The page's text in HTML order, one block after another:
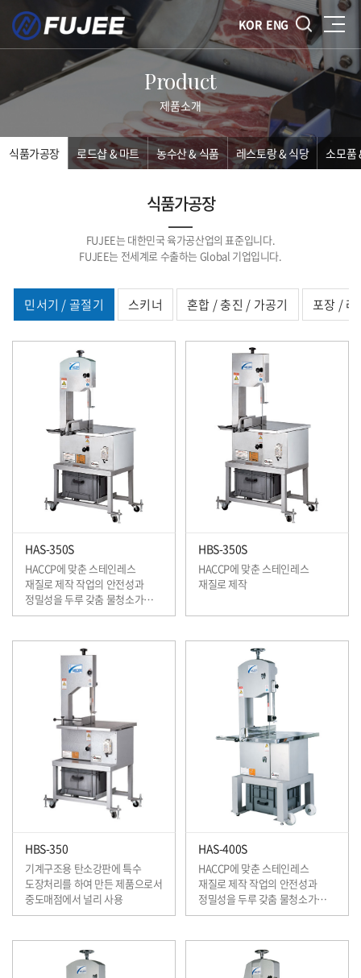
KOR ENG
Product
제품소개
식품가공장 로드샵 & 마트 농수산 & 식품 레스토랑 & 식당 소모품
식품가공장
FUJEE는 대한민국 육가공산업의 표준입니다.
FUJEE는 전세계로 수출하는 Global 기업입니다.
민서기 / 골절기 스키너 혼합 / 충진 / 가공기 포장 / 라
HAS-350S
HACCP에 맞춘 스테인레스
재질로 제작 작업의 안전성과
정밀성을 두루 갖춤 물청소가
용이하여 항상 위생적으로 사용이
HBS-350S
HACCP에 맞춘 스테인레스
재질로 제작
HBS-350
기계구조용 탄소강판에 특수
도장처리를 하여 만든 제품으로서
중도매점에서 널리 사용
HAS-400S
HACCP에 맞춘 스테인레스
재질로 제작 작업의 안전성과
정밀성을 두루 갖춤 물청소가
용이하여 항상 위생적으로 사용이